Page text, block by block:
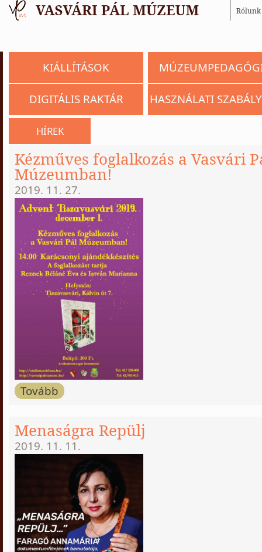
Rólunk
KIÁLLÍTÁSOK
DIGITÁLIS RAKTÁR HASZNÁLATI
HÍREK
Kézműves foglalkozás a Vasvári
Múzeumban!
2019. 11. 27.
Tovább
Menaságra Repülj
2019. 11. 11.